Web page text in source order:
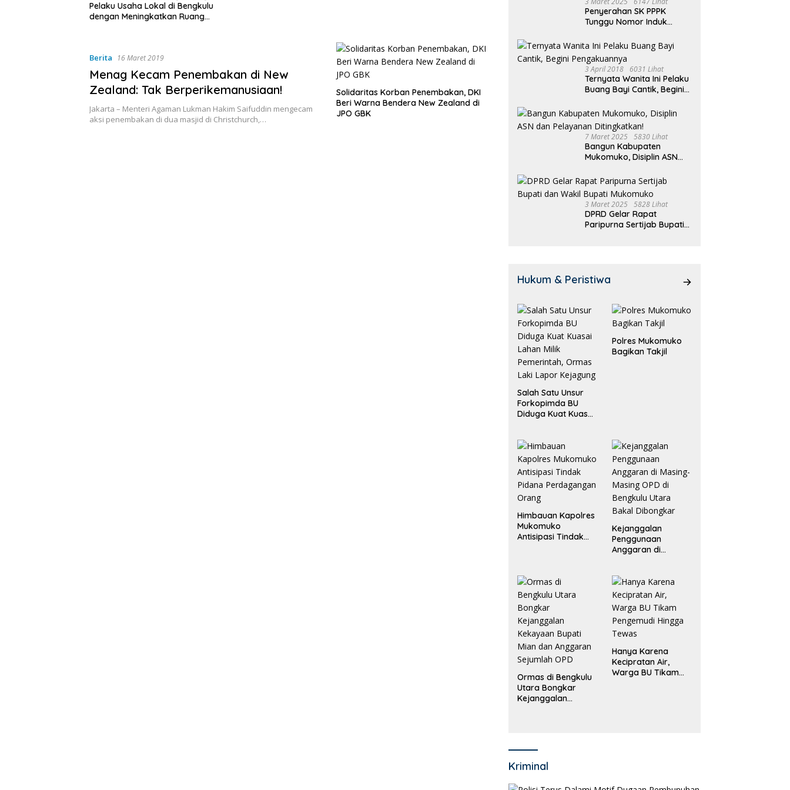
Berita 16 Maret 2019
Menag Kecam Penembakan di New
Zealand: Tak Berperikemanusiaan!
Jakarta – Menteri Agaman Lukman Hakim Saifuddin mengecam
aksi penembakan di dua masjid di Christchurch,…
Solidaritas Korban Penembakan, DKI
Beri Warna Bendera New Zealand di
JPO GBK
Penyerahan SK PPPK
Tunggu Nomor Induk
3 April 2018 6031 Lihat
Ternyata Wanita Ini Pelaku
Buang Bayi Cantik, Begini
7 Maret 2025 5830 Lihat
Bangun Kabupaten
Mukomuko, Disiplin ASN
Ditingkatkan!
3 Maret 2025 5828 Lihat
DPRD Gelar Rapat
Paripurna Sertijab Bupati
Hukum & Peristiwa
Salah Satu Unsur
Forkopimda BU
Diduga Kuat Kuasai
Laki Lapor
Kejagung
Polres Mukomuko
Bagikan Takjil
Himbauan Kapolres
Mukomuko
Antisipasi Tindak
Kejanggalan
Penggunaan
Anggaran di
Bakal Dibongkar
Ormas di Bengkulu
Utara Bongkar
Kejanggalan
Hanya Karena
Kecipratan Air,
Warga BU Tikam
Kriminal